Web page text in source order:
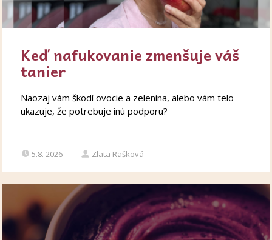
Keď nafukovanie zmenšuje váš
tanier
Naozaj vám škodí ovocie a zelenina, alebo vám telo
ukazuje, že potrebuje inú podporu?
5.8. 2026 Zlata Rašková